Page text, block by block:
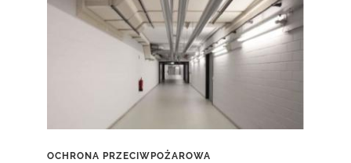
OCHRONA PRZECIWPOŻAROWA